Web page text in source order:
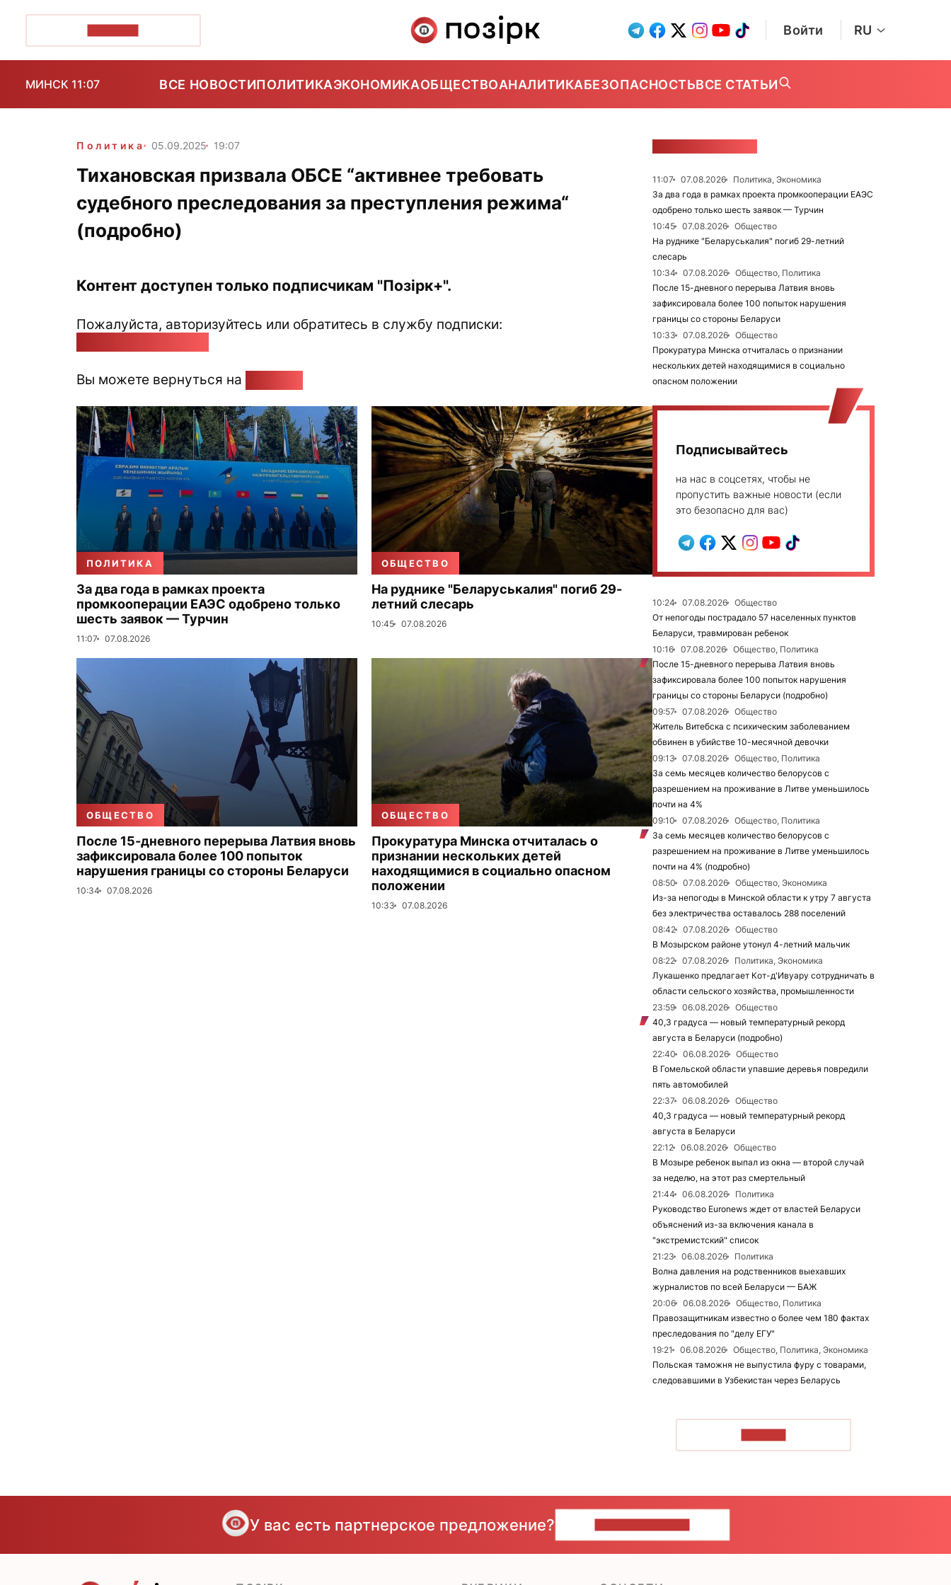
Войти RU
МИНСК 11:07 ВСЕ НОВОСТИПОЛИТИКАЭКОНОМИКАОБЩЕСТВОАНАЛИТИКАБЕЗОПАСНОСТЬВСЕ СТАТЬИ
Политика 05.09.2025 19:07
Тихановская призвала ОБСЕ “активнее требовать
судебного преследования за преступления режима“
(подробно)
Контент доступен только подписчикам "Позірк+".
Пожалуйста, авторизуйтесь или обратитесь в службу подписки:
Вы можете вернуться на
ПОЛИТИКА
За два года в рамках проекта
промкооперации ЕАЭС одобрено только
шесть заявок — Турчин
11:07 07.08.2026
ОБЩЕСТВО
На руднике "Беларуськалия" погиб 29-
летний слесарь
10:45 07.08.2026
ОБЩЕСТВО
После 15-дневного перерыва Латвия вновь
зафиксировала более 100 попыток
нарушения границы со стороны Беларуси
10:34 07.08.2026
ОБЩЕСТВО
Прокуратура Минска отчиталась о
признании нескольких детей
находящимися в социально опасном
положении
10:33 07.08.2026
11:07 07.08.2026
Политика, Экономика
За два года в рамках проекта промкооперации ЕАЭС
одобрено только шесть заявок — Турчин
10:45
07.08.2026
Общество
На руднике "Беларуськалия" погиб 29-летний
слесарь
10:34
07.08.2026
Общество, Политика
После 15-дневного перерыва Латвия вновь
зафиксировала более 100 попыток нарушения
границы со стороны Беларуси
10:33
07.08.2026
Общество
Прокуратура Минска отчиталась о признании
нескольких детей находящимися в социально
опасном положении
Подписывайтесь
на нас в соцсетях, чтобы не
пропустить важные новости (если
это безопасно для вас)
10:24 07.08.2026
Общество
От непогоды пострадало 57 населенных пунктов
Беларуси, травмирован ребенок
10:16
07.08.2026
Общество, Политика
После 15-дневного перерыва Латвия вновь
зафиксировала более 100 попыток нарушения
границы со стороны Беларуси (подробно)
09:57
07.08.2026
Общество
Житель Витебска с психическим заболеванием
обвинен в убийстве 10-месячной девочки
09:13
07.08.2026
Общество, Политика
За семь месяцев количество белорусов с
разрешением на проживание в Литве уменьшилось
почти на 4%
09:10
07.08.2026
Общество, Политика
За семь месяцев количество белорусов с
разрешением на проживание в Литве уменьшилось
почти на 4% (подробно)
08:50
07.08.2026
Общество, Экономика
Из-за непогоды в Минской области к утру 7 августа
без электричества оставалось 288 поселений
08:42
07.08.2026
Общество
В Мозырском районе утонул 4-летний мальчик
08:22
07.08.2026
Политика, Экономика
Лукашенко предлагает Кот-д'Ивуару сотрудничать в
области сельского хозяйства, промышленности
23:59
06.08.2026
Общество
40,3 градуса — новый температурный рекорд
августа в Беларуси (подробно)
22:40
06.08.2026
Общество
В Гомельской области упавшие деревья повредили
пять автомобилей
22:37
06.08.2026
Общество
40,3 градуса — новый температурный рекорд
августа в Беларуси
22:12
06.08.2026
Общество
В Мозыре ребенок выпал из окна — второй случай
за неделю, на этот раз смертельный
21:44
06.08.2026
Политика
Руководство Euronews ждет от властей Беларуси
объяснений из-за включения канала в
"экстремистский" список
21:23
06.08.2026
Политика
Волна давления на родственников выехавших
журналистов по всей Беларуси — БАЖ
20:06
06.08.2026
Общество, Политика
Правозащитникам известно о более чем 180 фактах
преследования по "делу ЕГУ"
19:21
06.08.2026
Общество, Политика, Экономика
Польская таможня не выпустила фуру с товарами,
следовавшими в Узбекистан через Беларусь
У вас есть партнерское предложение?